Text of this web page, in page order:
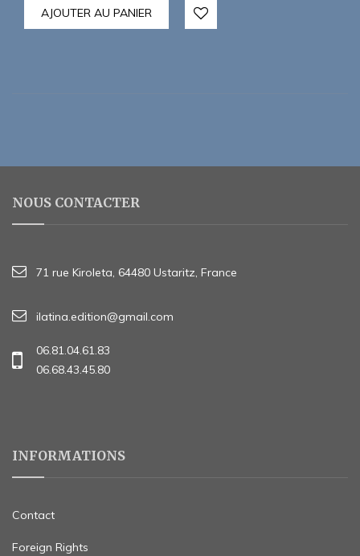
AJOUTER AU PANIER
NOUS CONTACTER
71 rue Kiroleta, 64480 Ustaritz, France
ilatina.edition@gmail.com
06.81.04.61.83
06.68.43.45.80
INFORMATIONS
Contact
Foreign Rights